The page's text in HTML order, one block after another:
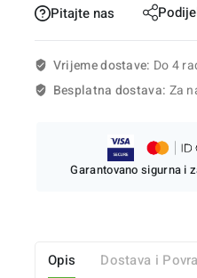
Pitajte nas
Vrijeme dostave: Do 4
Besplatna dostava: Za
Garantovano sigurna i
Opis Dostava i